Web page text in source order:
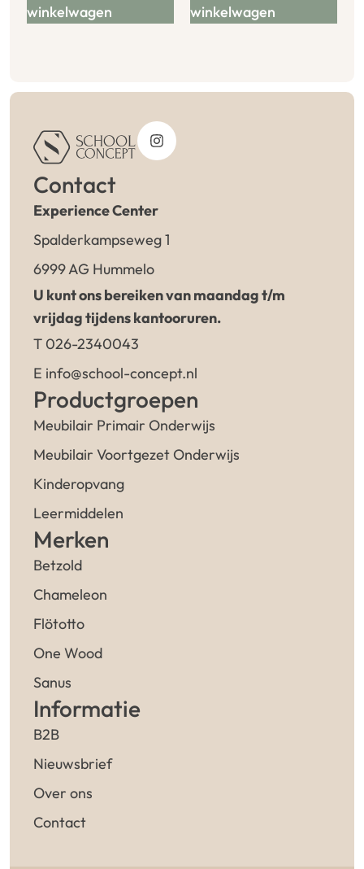
winkelwagen
winkelwagen
Contact
Experience Center
Spalderkampseweg 1
6999 AG Hummelo
U kunt ons bereiken van maandag t/m
vrijdag tijdens kantooruren.
T 026-2340043
E info@school-concept.nl
Productgroepen
Meubilair Primair Onderwijs
Meubilair Voortgezet Onderwijs
Kinderopvang
Leermiddelen
Merken
Betzold
Chameleon
Flötotto
One Wood
Sanus
Informatie
B2B
Nieuwsbrief
Over ons
Contact